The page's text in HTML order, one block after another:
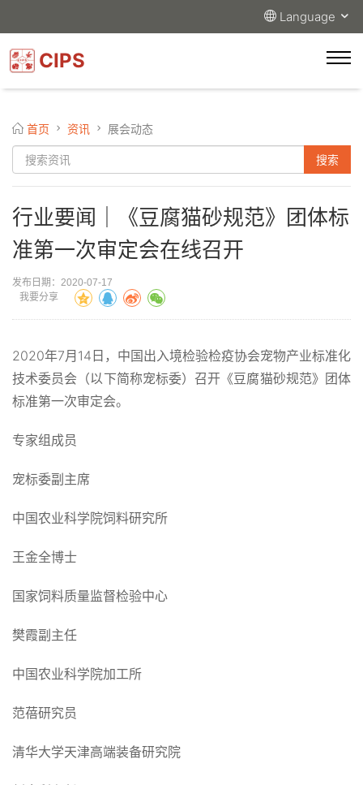
Language
CIPS
首页 资讯 展会动态
行业要闻｜《豆腐猫砂规范》团体标
准第一次审定会在线召开
发布日期：2020-07-17
我要分享
2020年7月14日，中国出入境检验检疫协会宠物产业标准化
技术委员会（以下简称宠标委）召开《豆腐猫砂规范》团体
标准第一次审定会。
专家组成员
宠标委副主席
中国农业科学院饲料研究所
王金全博士
国家饲料质量监督检验中心
樊霞副主任
中国农业科学院加工所
范蓓研究员
清华大学天津高端装备研究院